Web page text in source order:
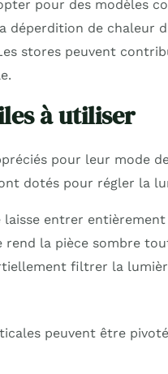
pour des modèles
déperdition de chaleur
stores peuvent
à utiliser
pour leur mode
dotés pour régler la
laisse entrer
rend la pièce sombre
filtrer la
peuvent être